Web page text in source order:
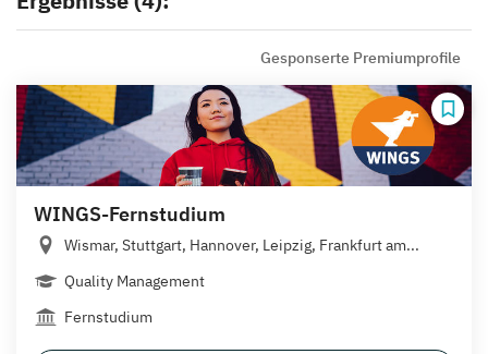
Gesponserte Premiumprofile
WINGS-Fernstudium
Wismar, Stuttgart, Hannover, Leipzig, Frankfurt am...
Quality Management
Fernstudium